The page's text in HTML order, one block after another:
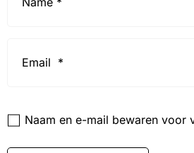
Naam en e-mail bewaren voor